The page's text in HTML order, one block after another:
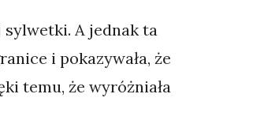
sylwetki. A jednak ta
i pokazywała, że
temu, że wyróżniała